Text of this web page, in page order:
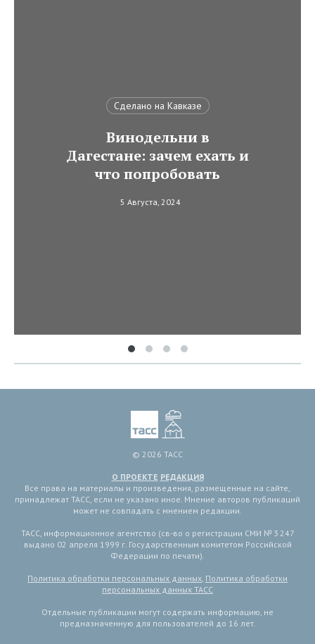
Сделано на Кавказе
Винодельни в
Дагестане: зачем ехать и
что попробовать
5 Августа, 2024
© 2026 ТАСС
О ПРОЕКТЕ РЕДАКЦИЯ
Все права на материалы и произведения, размещенные на сайте,
принадлежат ТАСС, если не указано иное. Мнение авторов публикаций
может не совпадать с мнением редакции.
ТАСС, информационное агентство (св-во о регистрации СМИ № 3 247
выдано 02 апреля 1999 г. Государственным комитетом Российской
Федерации по печати).
Политика обработки персональных данных, Политика обработки
персональных данных ТАСС
Отдельные публикации могут содержать информацию, не
предназначенную для пользователей до 16 лет.